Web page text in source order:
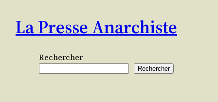
contenu
La Presse Anarchiste
Rechercher
Rechercher